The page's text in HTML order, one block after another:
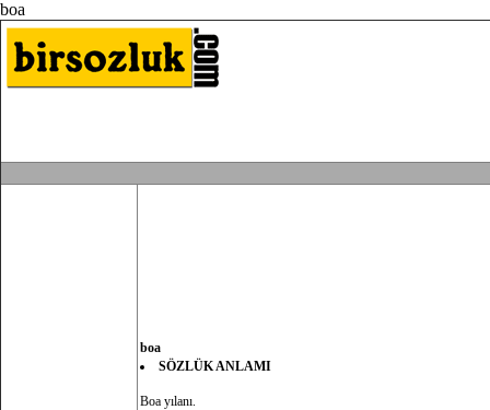
boa
boa
SÖZLÜK ANLAMI
Boa yılanı.